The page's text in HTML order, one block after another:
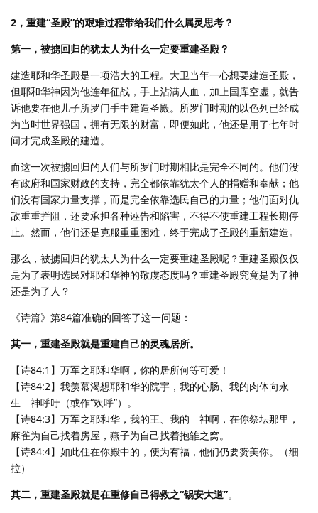
2，重建“圣殿”的艰难过程带给我们什么属灵思考？
第一，被掳回归的犹太人为什么一定要重建圣殿？
建造耶和华圣殿是一项浩大的工程。大卫当年一心想要建造圣殿，
但耶和华神因为他连年征战，手上沾满人血，加上国库空虚，就告
诉他要在他儿子所罗门手中建造圣殿。所罗门时期的以色列已经成
为当时世界强国，拥有无限的财富，即便如此，他还是用了七年时
间才完成圣殿的建造。
而这一次被掳回归的人们与所罗门时期相比是完全不同的。他们没
有政府和国家财政的支持，完全都依靠犹太个人的捐赠和奉献；他
们没有国家力量支撑，而是完全依靠选民自己的力量；他们面对仇
敌重重拦阻，还要承担各种诬告和陷害，不得不使重建工程长期停
止。然而，他们还是克服重重困难，终于完成了圣殿的重新建造。
那么，被掳回归的犹太人为什么一定要重建圣殿呢？重建圣殿仅仅
是为了表明选民对耶和华神的敬虔态度吗？重建圣殿究竟是为了神
还是为了人？
《诗篇》第84篇准确的回答了这一问题：
其一，重建圣殿就是重建自己的灵魂居所。
【诗84:1】万军之耶和华啊，你的居所何等可爱！
【诗84:2】我羡慕渴想耶和华的院宇，我的心肠、我的肉体向永
生 神呼吁（或作“欢呼”）。
【诗84:3】万军之耶和华，我的王、我的 神啊，在你祭坛那里，
麻雀为自己找着房屋，燕子为自己找着抱雏之窝。
【诗84:4】如此住在你殿中的，便为有福，他们仍要赞美你。（细
拉）
其二，重建圣殿就是在重修自己得救之“锡安大道”。